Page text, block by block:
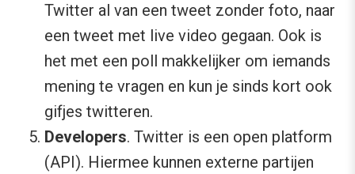
Twitter al van een tweet zonder foto, naar
een tweet met live video gegaan. Ook is
het met een poll makkelijker om iemands
mening te vragen en kun je sinds kort ook
gifjes twitteren.
Developers. Twitter is een open platform
(API). Hiermee kunnen externe partijen